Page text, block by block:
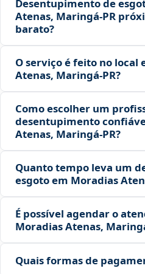
Desentupimento de
Atenas, Maringá‑PR
barato?
O serviço é feito no local
Atenas, Maringá‑PR?
Como escolher um
desentupimento
Atenas, Maringá‑PR?
Quanto tempo leva um
esgoto em Moradias
É possível agendar o
Moradias Atenas,
Quais formas de